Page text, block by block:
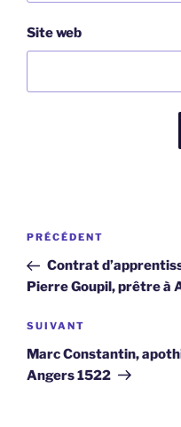
Site web
Navigation
l’article
Article
précédent
PRÉCÉDENT
Contrat
Pierre Goupil, prêtre à
Article
suivant
SUIVANT
Marc Constantin,
Angers 1522